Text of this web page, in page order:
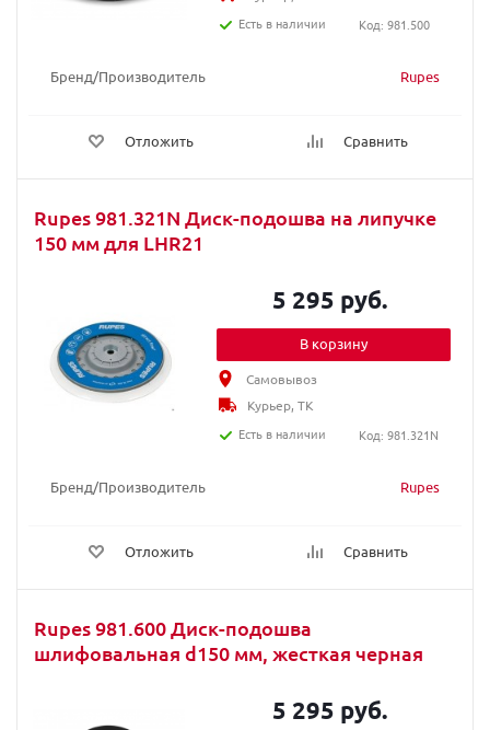
Бренд/Производитель Rupes
Отложить Сравнить
Есть в наличии
Код: 981.500
Rupes 981.321N Диск-подошва на липучке
150 мм для LHR21
Бренд/Производитель Rupes
Отложить Сравнить
5 295 руб.
В корзину
Самовывоз
Курьер, ТК
Есть в наличии
Код: 981.321N
Rupes 981.600 Диск-подошва
шлифовальная d150 мм, жесткая черная
5 295 руб.